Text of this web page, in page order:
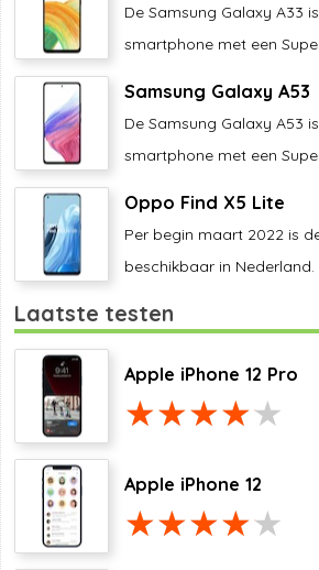
De Samsung Galaxy A33
smartphone met een Super
Samsung Galaxy A53
De Samsung Galaxy A53
smartphone met een Super
Oppo Find X5 Lite
Per begin maart 2022 is
beschikbaar in Nederland.
Laatste testen
Apple iPhone 12 Pro
Apple iPhone 12